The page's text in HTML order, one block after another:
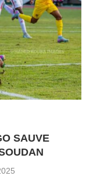
SAUVE